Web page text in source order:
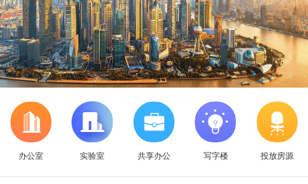
办公室 实验室 共享办公 写字楼 投放房源